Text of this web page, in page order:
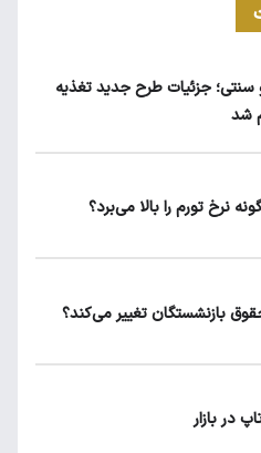
این افراد حذف شد
می‌شود؟
سنتی؛ جزئیات طرح جدید تغذیه
شد
نرخ تورم را بالا می‌برد؟
بازنشستگان تغییر می‌کند؟
در بازار